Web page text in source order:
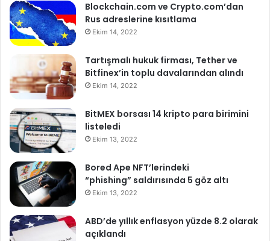
Blockchain.com ve Crypto.com’dan
Rus adreslerine kısıtlama
Ekim 14, 2022
Tartışmalı hukuk firması, Tether ve
Bitfinex’in toplu davalarından alındı
Ekim 14, 2022
BitMEX borsası 14 kripto para birimini
listeledi
Ekim 13, 2022
Bored Ape NFT’lerindeki
“phishing” saldırısında 5 göz altı
Ekim 13, 2022
ABD’de yıllık enflasyon yüzde 8.2 olarak
açıklandı